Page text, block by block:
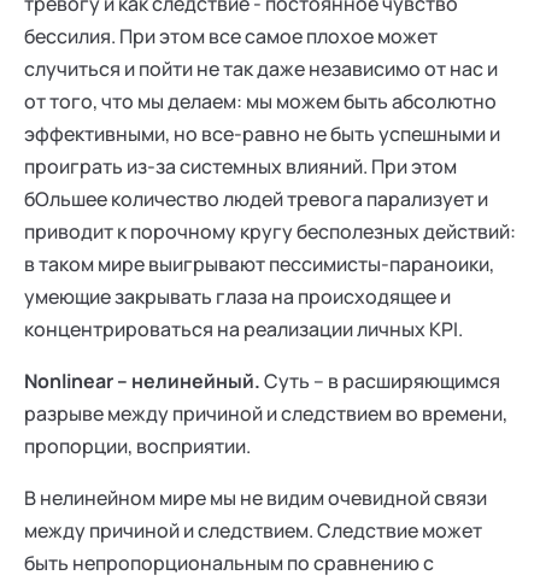
бессилия. При этом все самое плохое может
случиться и пойти не так даже независимо от нас и
от того, что мы делаем: мы можем быть абсолютно
эффективными, но все-равно не быть успешными и
проиграть из-за системных влияний. При этом
бОльшее количество людей тревога парализует и
приводит к порочному кругу бесполезных действий:
в таком мире выигрывают пессимисты-параноики,
умеющие закрывать глаза на происходящее и
концентрироваться на реализации личных KPI.
Nonlinear – нелинейный.Суть – в расширяющимся
разрыве между причиной и следствием во времени,
пропорции, восприятии.
В нелинейном мире мы не видим очевидной связи
между причиной и следствием. Следствие может
быть непропорциональным по сравнению с